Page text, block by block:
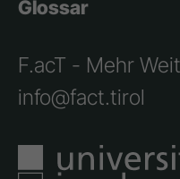
Glossar
F.acT - Mehr
info@fact.tirol